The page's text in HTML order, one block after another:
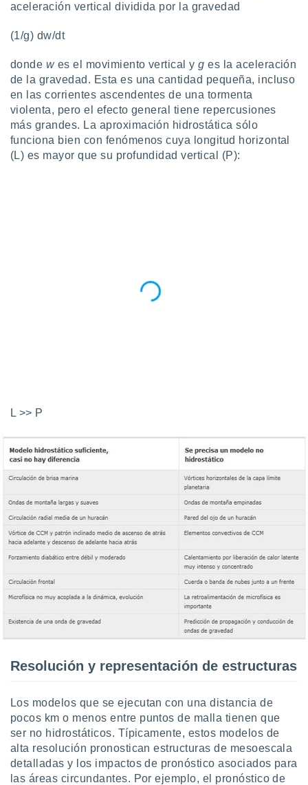
aceleración vertical dividida por la gravedad
(1/g) dw/dt
donde wes el movimiento vertical yg es la aceleración
de la gravedad. Esta es una cantidad pequeña, incluso
en las corrientes ascendentes de una tormenta
violenta, pero el efecto general tiene repercusiones
más grandes. La aproximación hidrostática sólo
funciona bien con fenómenos cuya longitud horizontal
(L) es mayor que su profundidad vertical (P):
L >> P
Resolución y representación de estructuras
Los modelos que se ejecutan con una distancia de
pocos km o menos entre puntos de malla tienen que
ser no hidrostáticos. Típicamente, estos modelos de
alta resolución pronostican estructuras de mesoescala
detalladas y los impactos de pronóstico asociados para
las áreas circundantes. Por ejemplo, el pronóstico de